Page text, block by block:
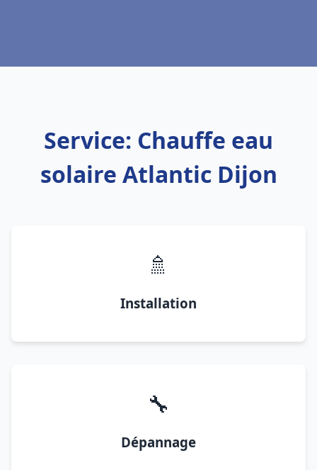
Service: Chauffe eau
solaire Atlantic Dijon
🚿
Installation
🔧
Dépannage